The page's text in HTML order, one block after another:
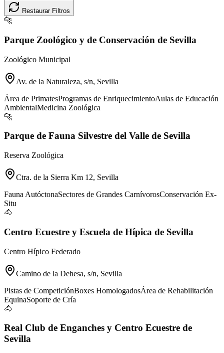
Restaurar Filtros
🐆
Parque Zoológico y de Conservación de Sevilla
Zoológico Municipal
Av. de la Naturaleza, s/n, Sevilla
Área de PrimatesProgramas de EnriquecimientoAulas de Educación
AmbientalMedicina Zoológica
🐆
Parque de Fauna Silvestre del Valle de Sevilla
Reserva Zoológica
Ctra. de la Sierra Km 12, Sevilla
Fauna AutóctonaSectores de Grandes CarnívorosConservación Ex-
Situ
🐴
Centro Ecuestre y Escuela de Hípica de Sevilla
Centro Hípico Federado
Camino de la Dehesa, s/n, Sevilla
Pistas de CompeticiónBoxes HomologadosÁrea de Rehabilitación
EquinaSoporte de Cría
🐴
Real Club de Enganches y Centro Ecuestre de
Sevilla